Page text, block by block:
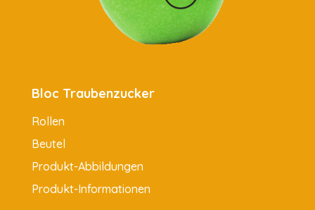
Bloc Traubenzucker
Rollen
Beutel
Produkt-Abbildungen
Produkt-Informationen